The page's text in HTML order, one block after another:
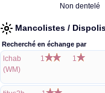
Non dentelé
Mancolistes /
Recherché en échange par
lchab
(WM)
1 1